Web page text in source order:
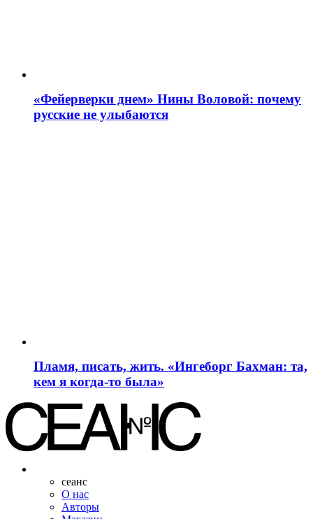
«Фейерверки днем» Нины Воловой: почему
русские не улыбаются
Пламя, писать, жить. «Ингеборг Бахман: та,
кем я когда-то была»
сеанс
О нас
Авторы